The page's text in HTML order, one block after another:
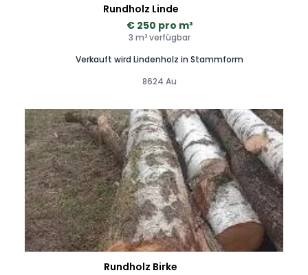
Rundholz Linde
€ 250 pro m³
3 m³ verfügbar
Verkauft wird Lindenholz in Stammform
8624 Au
Rundholz Birke